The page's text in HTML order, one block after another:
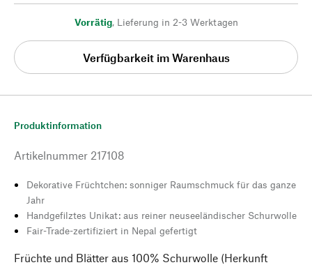
Vorrätig, Lieferung in 2-3 Werktagen
Verfügbarkeit im Warenhaus
Produktinformation
Artikelnummer 217108
Dekorative Früchtchen: sonniger Raumschmuck für das ganze
Jahr
Handgefilztes Unikat: aus reiner neuseeländischer Schurwolle
Fair-Trade-zertifiziert in Nepal gefertigt
Früchte und Blätter aus 100% Schurwolle (Herkunft